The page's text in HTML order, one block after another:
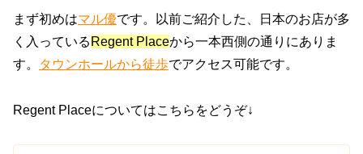
まず初めはマル優です。以前ご紹介した、日本のお店が多
く入っている Regent Placeから一本西側の通りにありま
す。
タウンホールから徒歩でアクセス可能です。
Regent Placeについてはこちらをどうぞ↓